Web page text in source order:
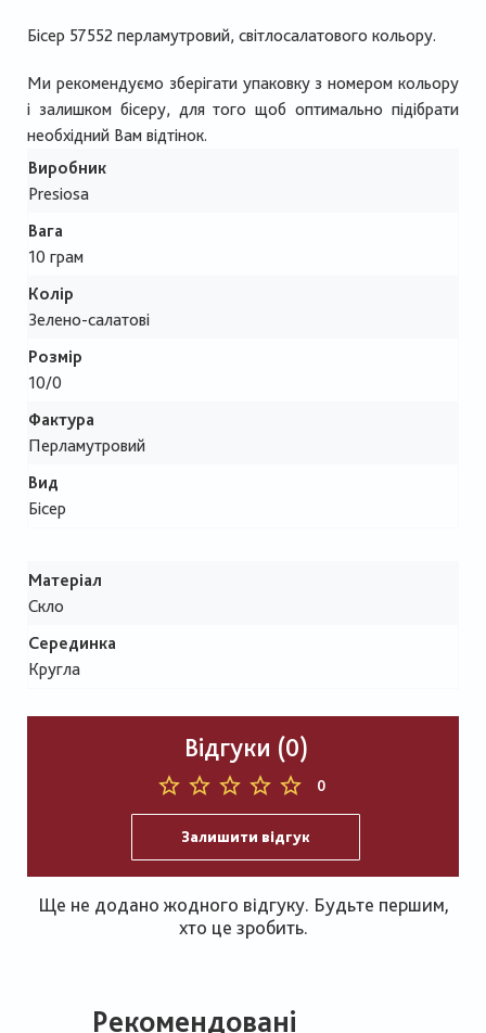
Бісер 57552 перламутровий, світлосалатового кольору.
Ми рекомендуємо зберігати упаковку з номером кольору
і залишком бісеру, для того щоб оптимально підібрати
необхідний Вам відтінок.
Виробник
Presiosa
Вага
10 грам
Колір
Зелено-салатові
Розмір
10/0
Фактура
Перламутровий
Вид
Бісер
Матеріал
Скло
Серединка
Кругла
Відгуки (0)
0
Залишити відгук
Ще не додано жодного відгуку. Будьте першим,
хто це зробить.
Рекомендовані